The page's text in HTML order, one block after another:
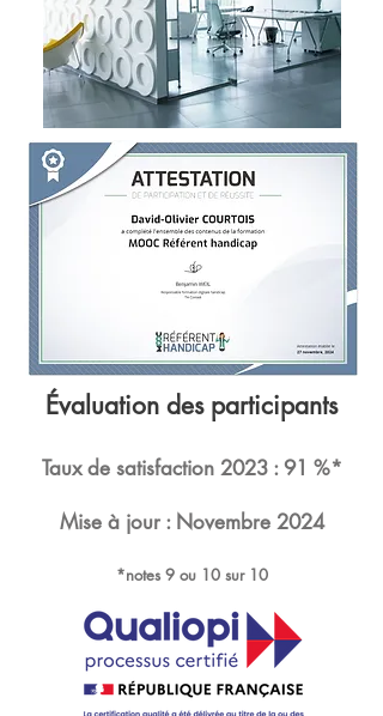
Évaluation des participants
Taux de satisfaction 2023: 91 %*
Mise à jour : Novembre 2024
*notes 9 ou 10 sur 10